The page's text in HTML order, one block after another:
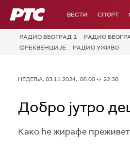
РТС ВЕСТИ СПОРТ
РАДИО БЕОГРАД 1 РАДИО
ФРЕКВЕНЦИЈЕ
РАДИО УЖИВО
НЕДЕЉА, 03.11.2024, 06:00 -> 22:30
Добро јутро
Како ће жирафе